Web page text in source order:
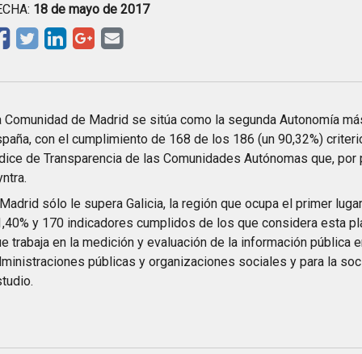
18 de mayo de 2017
Comunidad de Madrid se sitúa como la segunda Autonomía
con el cumplimiento de 168 de los 186 (un 90,32%)
de Transparencia de las Comunidades Autónomas que, por
sólo le supera Galicia, la región que ocupa el primer lugar
y 170 indicadores cumplidos de los que considera esta
trabaja en la medición y evaluación de la información pública
públicas y organizaciones sociales y para la